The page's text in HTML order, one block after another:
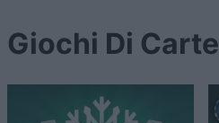
Giochi Di Carte